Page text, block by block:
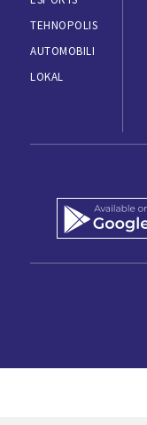
TEHNOPOLIS
AUTOMOBILI
LOKAL